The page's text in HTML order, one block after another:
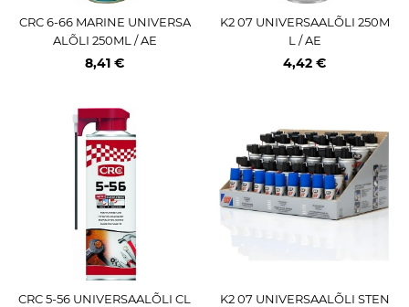
CRC 6-66 MARINE UNIVERSA
ALÕLI 250ML / AE
8,41 €
K2 07 UNIVERSAALÕLI 250M
L / AE
4,42 €
CRC 5-56 UNIVERSAALÕLI CL
K2 07 UNIVERSAALÕLI STEN